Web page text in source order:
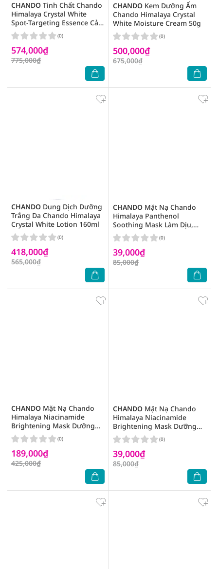
CHANDO Tinh Chất Chando
Himalaya Crystal White
Spot-Targeting Essence Cải
Thiện Đốm Nâu 40ml
574,000₫
775,000₫
(0)
CHANDO Kem Dưỡng Ẩm
Chando Himalaya Crystal
White Moisture Cream 50g
500,000₫
675,000₫
(0)
CHANDO Dung Dịch Dưỡng
Trắng Da Chando Himalaya
Crystal White Lotion 160ml
418,000₫
565,000₫
(0)
CHANDO Mặt Nạ Chando
Himalaya Panthenol
Soothing Mask Làm Dịu,
Phục Hồi Da 28ml
39,000₫
85,000₫
(0)
CHANDO Mặt Nạ Chando
Himalaya Niacinamide
Brightening Mask Dưỡng
Trắng Da 26mlx5Pcs
189,000₫
425,000₫
(0)
CHANDO Mặt Nạ Chando
Himalaya Niacinamide
Brightening Mask Dưỡng
Trắng Da 26ml
39,000₫
85,000₫
(0)